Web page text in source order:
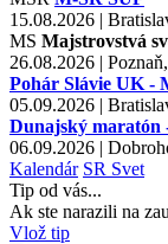
15.08.2026 |
MS Majstrovstvá
26.08.2026 |
Pohár Slávie UK -
05.09.2026 |
Dunajský maratón
06.09.2026 |
Kalendár SR Svet
Tip od vás...
Ak ste narazili na
Vlož tip